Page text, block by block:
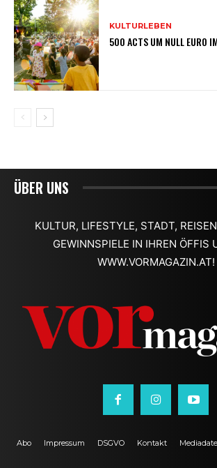
KULTURLEBEN
500 ACTS UM NULL EURO
ÜBER UNS
KULTUR, LIFESTYLE, STADT,
GEWINNSPIELE IN IHREN ÖFFIS
WWW.VORMAGAZIN.AT!
Abo Impressum DSGVO Kontakt